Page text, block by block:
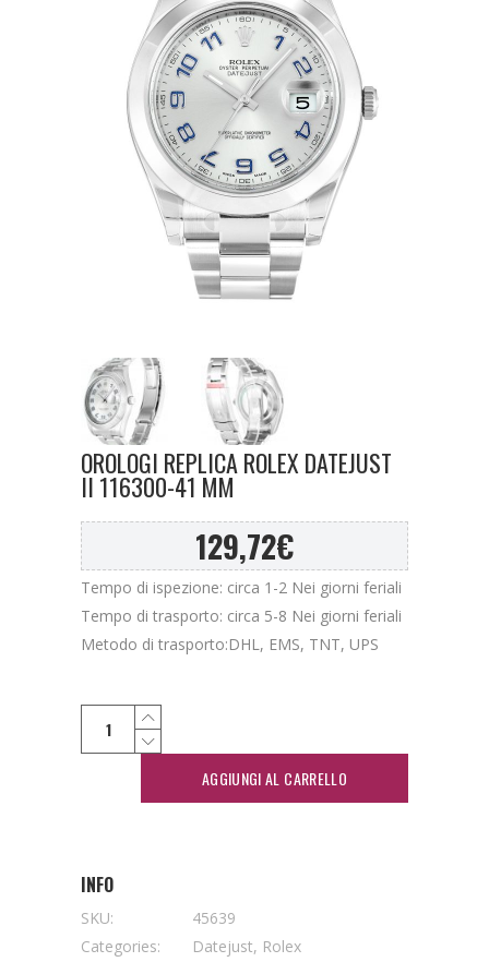
OROLOGI REPLICA ROLEX DATEJUST
II 116300-41 MM
129,72€
Tempo di ispezione: circa 1-2 Nei giorni feriali
Tempo di trasporto: circa 5-8 Nei giorni feriali
Metodo di trasporto:DHL, EMS, TNT, UPS
AGGIUNGI AL CARRELLO
INFO
SKU:
45639
Categories:
Datejust, Rolex